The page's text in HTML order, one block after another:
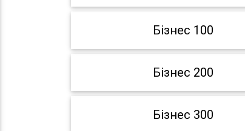
Бізнес 100
Бізнес 200
Бізнес 300